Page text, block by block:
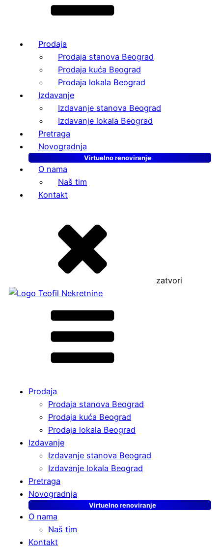
Prodaja
Prodaja stanova Beograd
Prodaja kuća Beograd
Prodaja lokala Beograd
Izdavanje
Izdavanje stanova Beograd
Izdavanje lokala Beograd
Pretraga
Novogradnja
Virtuelno renoviranje
O nama
Naš tim
Kontakt
zatvori
Prodaja
Prodaja stanova Beograd
Prodaja kuća Beograd
Prodaja lokala Beograd
Izdavanje
Izdavanje stanova Beograd
Izdavanje lokala Beograd
Pretraga
Novogradnja
Virtuelno renoviranje
O nama
Naš tim
Kontakt